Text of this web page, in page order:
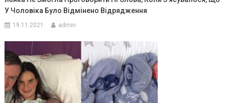
У Чоловіка Було Відмінено Відрядження
19.11.2021 admin